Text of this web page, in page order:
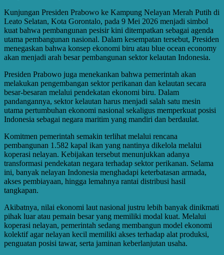
Kunjungan Presiden Prabowo ke Kampung Nelayan Merah Putih di
Leato Selatan, Kota Gorontalo, pada 9 Mei 2026 menjadi simbol
kuat bahwa pembangunan pesisir kini ditempatkan sebagai agenda
utama pembangunan nasional. Dalam kesempatan tersebut, Presiden
menegaskan bahwa konsep ekonomi biru atau blue ocean economy
akan menjadi arah besar pembangunan sektor kelautan Indonesia.
Presiden Prabowo juga menekankan bahwa pemerintah akan
melakukan pengembangan sektor perikanan dan kelautan secara
besar-besaran melalui pendekatan ekonomi biru. Dalam
pandangannya, sektor kelautan harus menjadi salah satu mesin
utama pertumbuhan ekonomi nasional sekaligus memperkuat posisi
Indonesia sebagai negara maritim yang mandiri dan berdaulat.
Komitmen pemerintah semakin terlihat melalui rencana
pembangunan 1.582 kapal ikan yang nantinya dikelola melalui
koperasi nelayan. Kebijakan tersebut menunjukkan adanya
transformasi pendekatan negara terhadap sektor perikanan. Selama
ini, banyak nelayan Indonesia menghadapi keterbatasan armada,
akses pembiayaan, hingga lemahnya rantai distribusi hasil
tangkapan.
Akibatnya, nilai ekonomi laut nasional justru lebih banyak dinikmati
pihak luar atau pemain besar yang memiliki modal kuat. Melalui
koperasi nelayan, pemerintah sedang membangun model ekonomi
kolektif agar nelayan kecil memiliki akses terhadap alat produksi,
penguatan posisi tawar, serta jaminan keberlanjutan usaha.